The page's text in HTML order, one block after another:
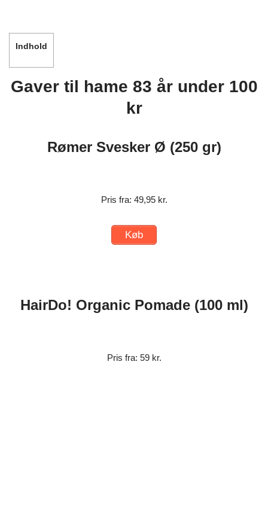
Indhold
Gaver til hame 83 år under 100
kr
Rømer Svesker Ø (250 gr)
Pris fra: 49,95 kr.
Køb
HairDo! Organic Pomade (100 ml)
Pris fra: 59 kr.